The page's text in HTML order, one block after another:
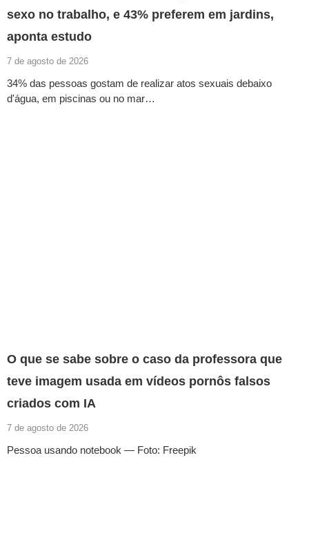
sexo no trabalho, e 43% preferem em jardins,
aponta estudo
7 de agosto de 2026
34% das pessoas gostam de realizar atos sexuais debaixo
d'água, em piscinas ou no mar…
O que se sabe sobre o caso da professora que
teve imagem usada em vídeos pornôs falsos
criados com IA
7 de agosto de 2026
Pessoa usando notebook — Foto: Freepik